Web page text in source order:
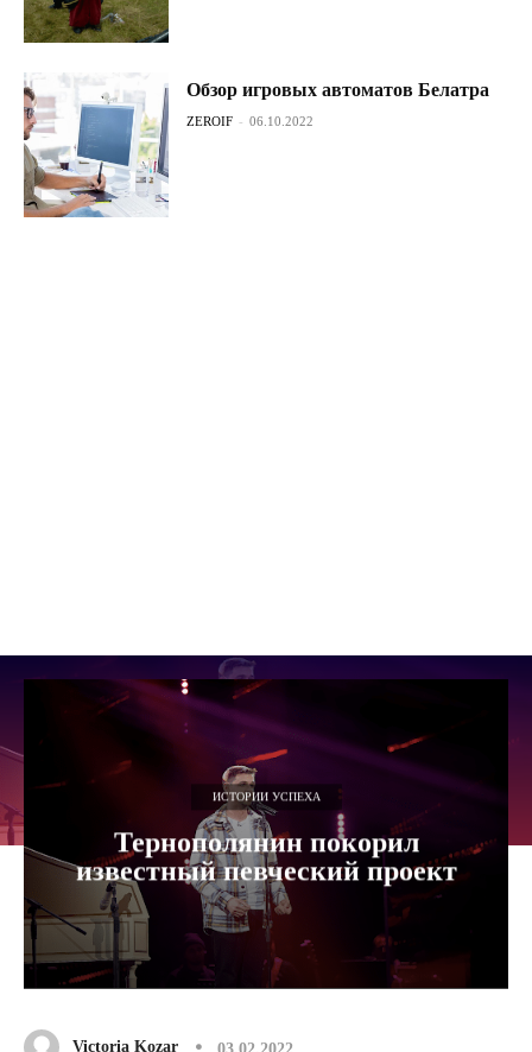
Обзор игровых автоматов Белатра
ZEROIF - 06.10.2022